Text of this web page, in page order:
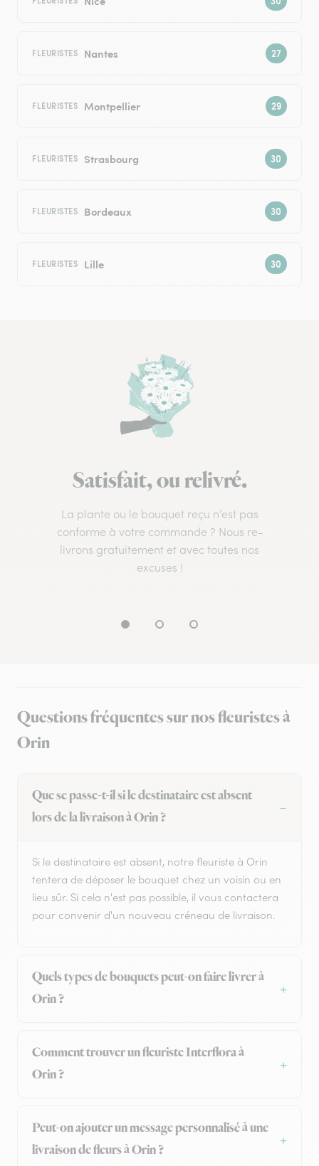
FLEURISTES Nantes
FLEURISTES Montpellier
FLEURISTES Strasbourg
FLEURISTES Bordeaux
FLEURISTES Lille
Satisfait, ou relivré.
La plante ou le bouquet reçu n’est pas
conforme à votre commande ? Nous re-
livrons gratuitement et avec toutes nos
excuses !
Questions fréquentes sur nos fleuristes à
Orin
Que se passe-t-il si le destinataire est absent
lors de la livraison à Orin ?
Si le destinataire est absent, notre fleuriste à Orin
tentera de déposer le bouquet chez un voisin ou en
lieu sûr. Si cela n'est pas possible, il vous contactera
pour convenir d'un nouveau créneau de livraison.
Quels types de bouquets peut-on faire livrer à
Orin ?
Comment trouver un fleuriste Interflora à
Orin ?
Peut-on ajouter un message personnalisé à une
livraison de fleurs à Orin ?